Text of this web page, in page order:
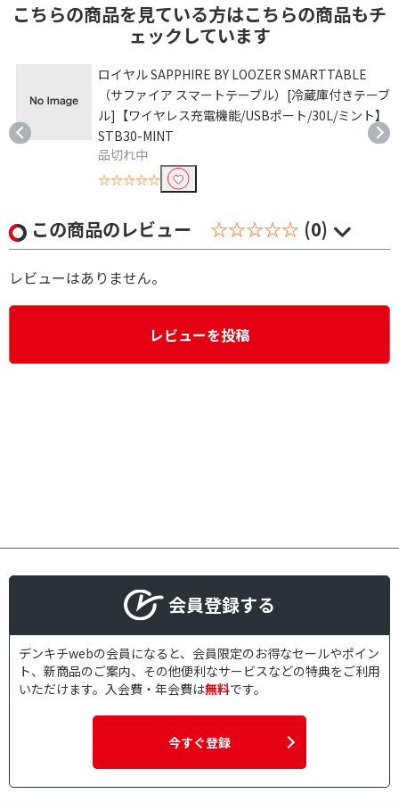
こちらの商品を見ている方はこちらの商品もチ
ェックしています
ロイヤル SAPPHIRE BY LOOZER SMARTTABLE
（サファイア スマートテーブル）[冷蔵庫付きテーブ
ル]【ワイヤレス充電機能/USBポート/30L/ミント】
STB30-MINT
品切れ中
☆☆☆☆☆
この商品のレビュー ☆☆☆☆☆ (0)
レビューはありません。
レビューを投稿
会員登録する
デンキチwebの会員になると、会員限定のお得なセールやポイン
ト、新商品のご案内、その他便利なサービスなどの特典をご利用
いただけます。入会費・年会費は無料です。
今すぐ登録